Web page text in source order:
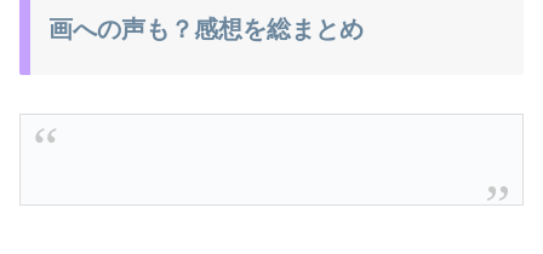
画への声も？感想を総まとめ